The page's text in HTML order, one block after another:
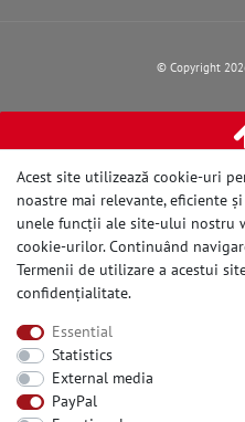
© Copyright
Acest site utilizează cookie-uri
noastre mai relevante, eficiente
unele funcții ale site-ului nostru
cookie-urilor. Continuând
Termenii de utilizare a acestui
confidențialitate.
Essential
Statistics
External media
PayPal